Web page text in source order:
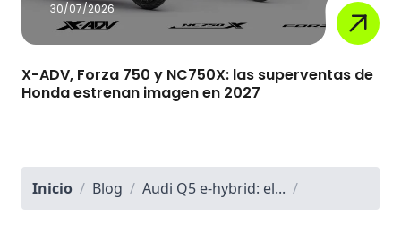
30/07/2026
X-ADV, Forza 750 y NC750X: las superventas de
Honda estrenan imagen en 2027
Inicio / Blog / Audi Q5 e-hybrid: el... /